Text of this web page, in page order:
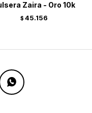
Zaira - Oro 10k
$ 45.156
